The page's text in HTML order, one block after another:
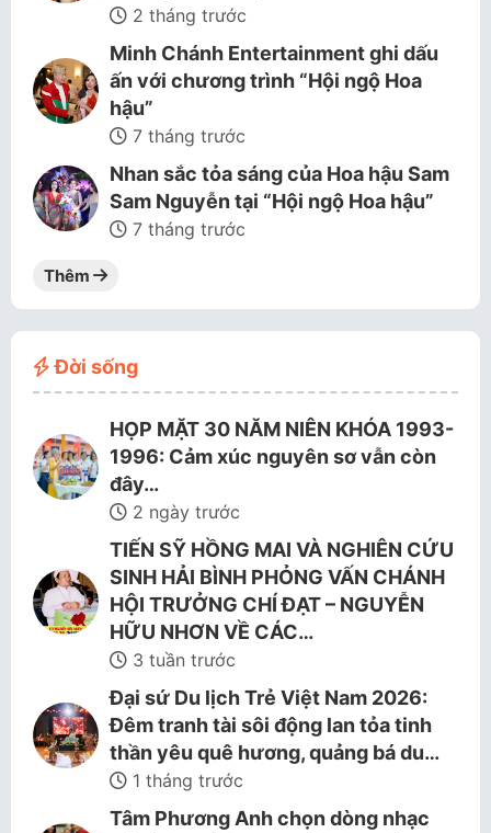
2 tháng trước
Minh Chánh Entertainment ghi dấu
ấn với chương trình “Hội ngộ Hoa
hậu”
7 tháng trước
Nhan sắc tỏa sáng của Hoa hậu Sam
Sam Nguyễn tại “Hội ngộ Hoa hậu”
7 tháng trước
Thêm
Đời sống
HỌP MẶT 30 NĂM NIÊN KHÓA 1993-
1996: Cảm xúc nguyên sơ vẫn còn
đây…
2 ngày trước
TIẾN SỸ HỒNG MAI VÀ NGHIÊN CỨU
SINH HẢI BÌNH PHỎNG VẤN CHÁNH
HỘI TRƯỞNG CHÍ ĐẠT – NGUYỄN
HỮU NHƠN VỀ CÁC…
3 tuần trước
Đại sứ Du lịch Trẻ Việt Nam 2026:
Đêm tranh tài sôi động lan tỏa tinh
thần yêu quê hương, quảng bá du…
1 tháng trước
Tâm Phương Anh chọn dòng nhạc